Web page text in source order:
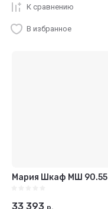
К сравнению
В избранное
Мария Шкаф МШ 90.55
33 393 р.